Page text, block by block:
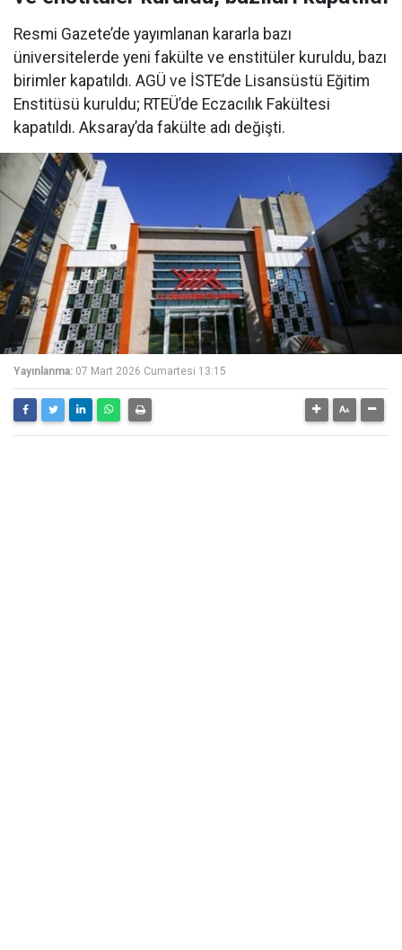
Resmi Gazete’de yayımlanan kararla bazı
üniversitelerde yeni fakülte ve enstitüler kuruldu, bazı
birimler kapatıldı. AGÜ ve İSTE’de Lisansüstü Eğitim
Enstitüsü kuruldu; RTEÜ’de Eczacılık Fakültesi
kapatıldı. Aksaray’da fakülte adı değişti.
Yayınlanma: 07 Mart 2026 Cumartesi 13:15